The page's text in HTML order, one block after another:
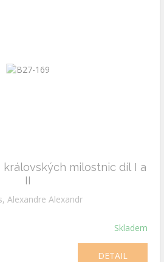
královských milostnic díl I a
II
Alexandre Alexandr
Skladem
DETAIL